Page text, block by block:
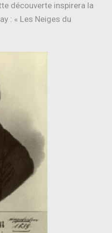
découverte inspirera la
: « Les Neiges du